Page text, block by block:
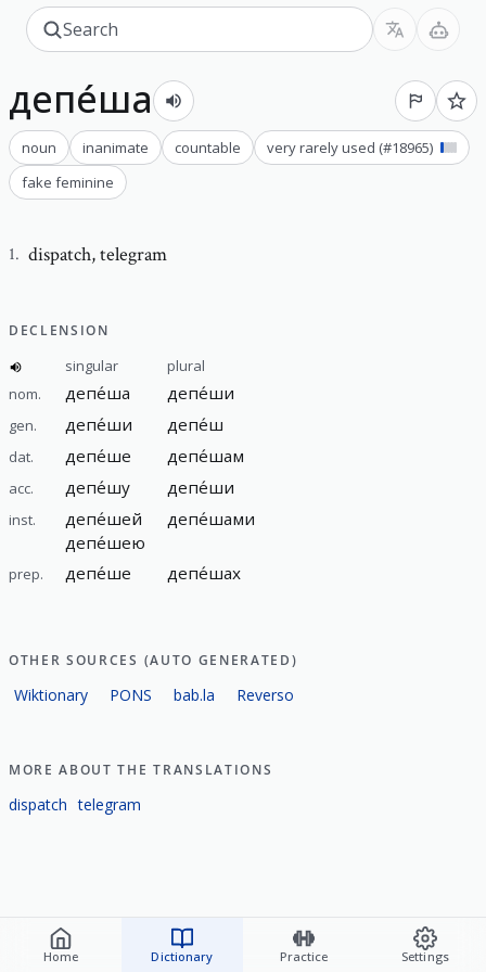
Home Dictionary Practice Settings
депе́ша
noun inanimate countable very rarely used (#18965)
fake feminine
1. dispatch,telegram
DECLENSION
singular
plural
nom.
депе́ша депе́ши
gen. депе́ши депе́ш
dat. депе́ше депе́шам
acc. депе́шу депе́ши
inst.
депе́шей
депе́шею
депе́шами
prep. депе́ше депе́шах
OTHER SOURCES (AUTO GENERATED)
Wiktionary PONS bab.la Reverso
MORE ABOUT THE TRANSLATIONS
dispatch telegram